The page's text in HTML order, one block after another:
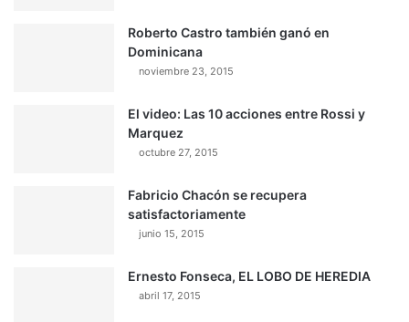
Roberto Castro también ganó en
Dominicana
noviembre 23, 2015
El video: Las 10 acciones entre Rossi y
Marquez
octubre 27, 2015
Fabricio Chacón se recupera
satisfactoriamente
junio 15, 2015
Ernesto Fonseca, EL LOBO DE HEREDIA
abril 17, 2015